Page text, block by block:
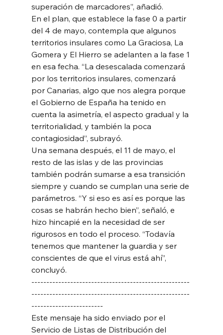
superación de marcadores”, añadió.
En el plan, que establece la fase 0 a partir
del 4 de mayo, contempla que algunos
territorios insulares como La Graciosa, La
Gomera y El Hierro se adelanten a la fase 1
en esa fecha. “La desescalada comenzará
por los territorios insulares, comenzará
por Canarias, algo que nos alegra porque
el Gobierno de España ha tenido en
cuenta la asimetría, el aspecto gradual y la
territorialidad, y también la poca
contagiosidad”, subrayó.
Una semana después, el 11 de mayo, el
resto de las islas y de las provincias
también podrán sumarse a esa transición
siempre y cuando se cumplan una serie de
parámetros. “Y si eso es así es porque las
cosas se habrán hecho bien”, señaló, e
hizo hincapié en la necesidad de ser
rigurosos en todo el proceso. “Todavía
tenemos que mantener la guardia y ser
conscientes de que el virus está ahí”,
concluyó.
-----------------------------------------------------
-----------------------------------------------------
------------------------
Este mensaje ha sido enviado por el
Servicio de Listas de Distribución del